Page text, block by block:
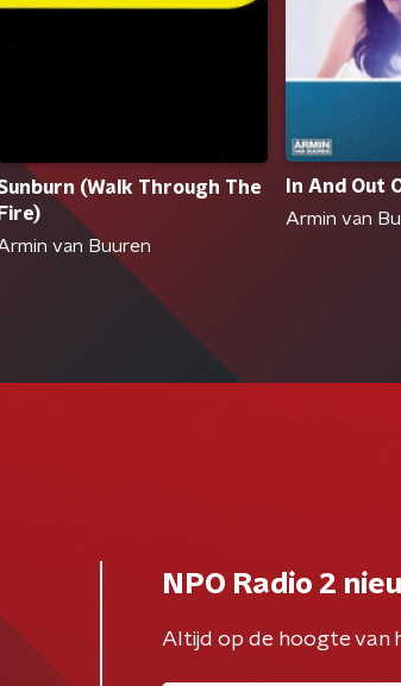
(Walk Through The
Fire)
van Buuren
In And Out
Armin van
NPO Radio 2
Altijd op de hoogte van